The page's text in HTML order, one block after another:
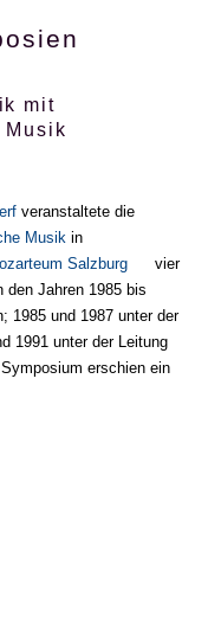
mit
Musik
veranstaltete die
Musikin
Salzburg
vier
den Jahren 1985 bis
1985 und 1987 unter der
1991 unter der Leitung
erschien ein